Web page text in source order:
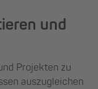
und
Projekten zu
auszugleichen